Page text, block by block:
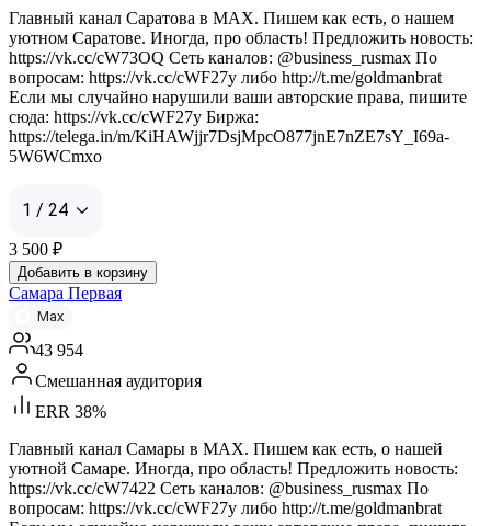
Главный канал Саратова в MAX. Пишем как есть, о нашем
уютном Саратове. Иногда, про область! Предложить новость:
https://vk.cc/cW73OQ Сеть каналов: @business_rusmax По
вопросам: https://vk.cc/cWF27y либо http://t.me/goldmanbrat
Если мы случайно нарушили ваши авторские права, пишите
сюда: https://vk.cc/cWF27y Биржа:
https://telega.in/m/KiHAWjjr7DsjMpcO877jnE7nZE7sY_I69a-
5W6WCmxo
1 / 24
3 500 ₽
Добавить в корзину
Самара Первая
Max
43 954
Смешанная аудитория
ERR 38%
Главный канал Самары в MAX. Пишем как есть, о нашей
уютной Самаре. Иногда, про область! Предложить новость:
https://vk.cc/cW7422 Сеть каналов: @business_rusmax По
вопросам: https://vk.cc/cWF27y либо http://t.me/goldmanbrat